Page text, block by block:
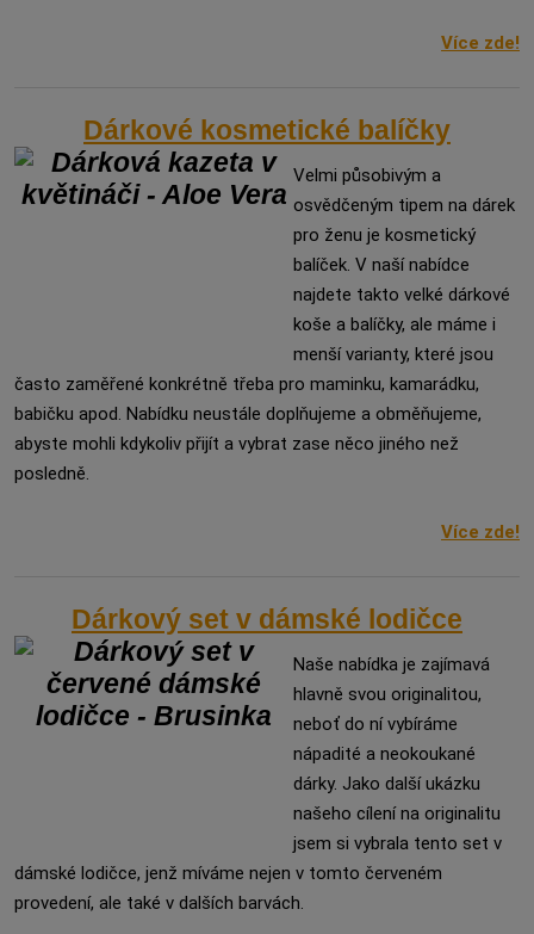
Více zde!
Dárkové kosmetické balíčky
Velmi působivým a
osvědčeným tipem na dárek
pro ženu je kosmetický
balíček. V naší nabídce
najdete takto velké dárkové
koše a balíčky, ale máme i
menší varianty, které jsou
často zaměřené konkrétně třeba pro maminku, kamarádku,
babičku apod. Nabídku neustále doplňujeme a obměňujeme,
abyste mohli kdykoliv přijít a vybrat zase něco jiného než
posledně.
Více zde!
Dárkový set v dámské lodičce
Naše nabídka je zajímavá
hlavně svou originalitou,
neboť do ní vybíráme
nápadité a neokoukané
dárky. Jako další ukázku
našeho cílení na originalitu
jsem si vybrala tento set v
dámské lodičce, jenž míváme nejen v tomto červeném
provedení, ale také v dalších barvách.